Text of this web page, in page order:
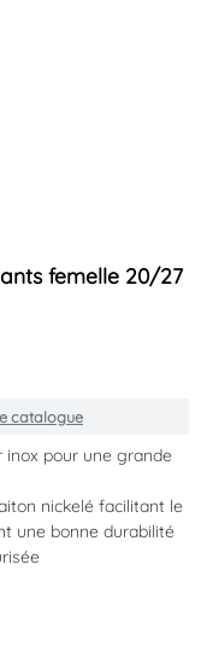
catalogue
inox pour une grande
nickelé facilitant le
une bonne durabilité